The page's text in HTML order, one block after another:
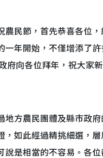
民節，首先恭喜各位，
年開始，不僅增添了
府向各位拜年，祝大家
方農民團體及縣市政府
如此經過精挑細選，
是相當的不容易。各